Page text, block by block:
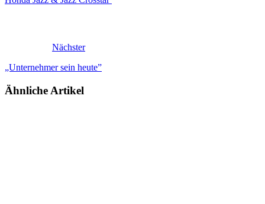
Nächster
„Unternehmer sein heute”
Ähnliche Artikel